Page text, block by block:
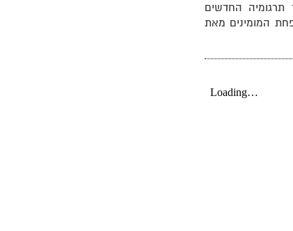
תרגומיה החדשים
המומינים מאת